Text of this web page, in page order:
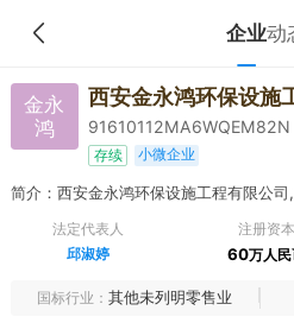
企业动
金永
鸿
西安金永鸿环保设施
91610112MA6WQEM82N
存续 小微企业
法定代表人
邱淑婷
注册资本
60万人
国标行业 其他未列明零售业